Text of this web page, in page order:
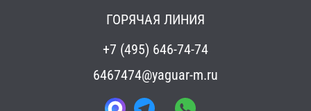
ГОРЯЧАЯ ЛИНИЯ
+7 (495) 646-74-74
6467474@yaguar-m.ru